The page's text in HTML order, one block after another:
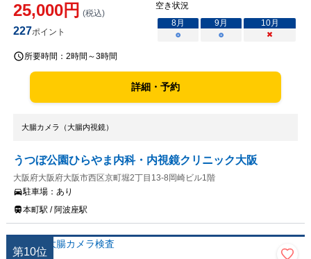
25,000円 (税込)
227ポイント
空き状況
8月 9月 10月
○
○ ×
所要時間： 2時間～3時間
詳細・予約
大腸カメラ（大腸内視鏡）
うつぼ公園ひらやま内科・内視鏡クリニック大阪
大阪府大阪府大阪市西区京町堀2丁目13-8岡崎ビル1階
駐車場： あり
本町駅 / 阿波座駅
第10位